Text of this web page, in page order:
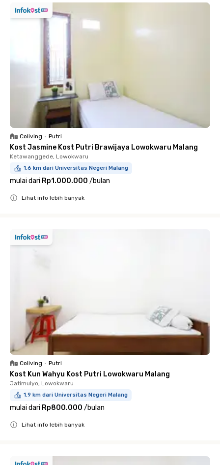
Coliving • Putri
Kost Jasmine Kost Putri Brawijaya Lowokwaru Malang
Ketawanggede, Lowokwaru
1.6 km dari Universitas Negeri Malang
mulai dari Rp1.000.000 /bulan
Lihat info lebih banyak
Coliving • Putri
Kost Kun Wahyu Kost Putri Lowokwaru Malang
Jatimulyo, Lowokwaru
1.9 km dari Universitas Negeri Malang
mulai dari Rp800.000 /bulan
Lihat info lebih banyak